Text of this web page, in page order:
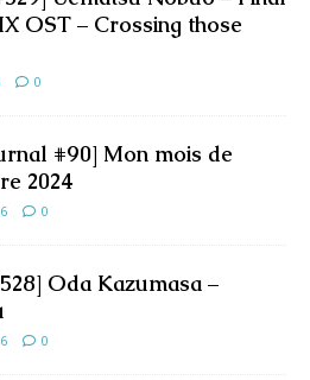
OST – Crossing those
0
#90] Mon mois de
2024
0
Oda Kazumasa –
0